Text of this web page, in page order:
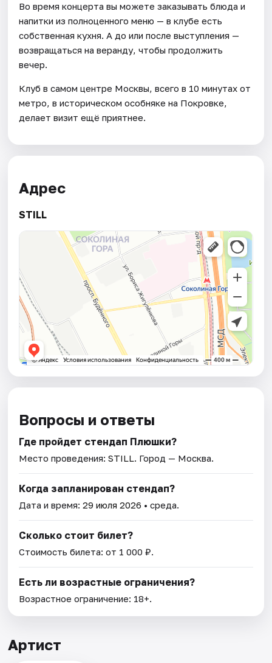
Во время концерта вы можете заказывать блюда и
напитки из полноценного меню — в клубе есть
собственная кухня. А до или после выступления —
возвращаться на веранду, чтобы продолжить
вечер.
Клуб в самом центре Москвы, всего в 10 минутах от
метро, в историческом особняке на Покровке,
делает визит ещё приятнее.
Адрес
STILL
Вопросы и ответы
Где пройдет стендап Плюшки?
Место проведения:STILL. Город — Москва.
Когда запланирован стендап?
Дата и время:29 июля 2026 • среда.
Сколько стоит билет?
Стоимость билета: от 1 000 ₽.
Есть ли возрастные ограничения?
Возрастное ограничение: 18+.
Артист